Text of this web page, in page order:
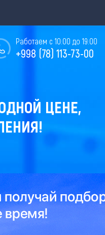
Работаем с 10:00 до 19:00
+998 (78) 113-73-00
ЦЕНЕ,